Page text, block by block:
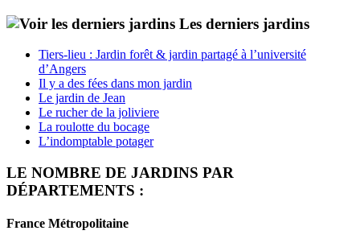
Les derniers jardins
Tiers-lieu : Jardin forêt & jardin partagé à l’université
d’Angers
Il y a des fées dans mon jardin
Le jardin de Jean
Le rucher de la joliviere
La roulotte du bocage
L’indomptable potager
LE NOMBRE DE JARDINS PAR
DÉPARTEMENTS :
France Métropolitaine